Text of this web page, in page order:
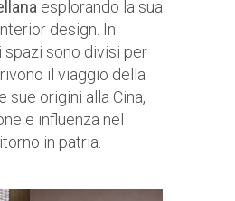
esplorando la sua
design. In
spazi sono divisi per
il viaggio della
sue origini alla Cina,
e influenza nel
in patria.